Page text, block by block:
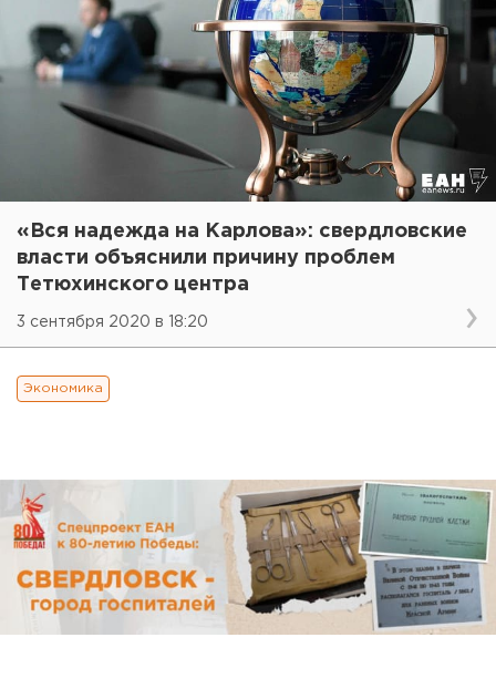
«Вся надежда на Карлова»: свердловские
власти объяснили причину проблем
Тетюхинского центра
3 сентября 2020 в 18:20
Экономика